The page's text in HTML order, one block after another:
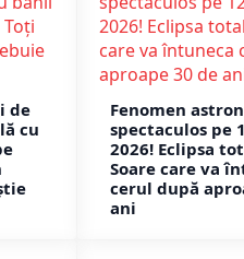
de
cu
Fenomen
spectaculos pe
2026! Eclipsa
Soare care va
cerul după
ani